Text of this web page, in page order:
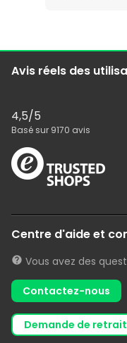
Avis réels des
4,5/5
Basé sur 9170 avis
Centre d'aide et
Vous avez des
Contactez-nous
demande de retrait